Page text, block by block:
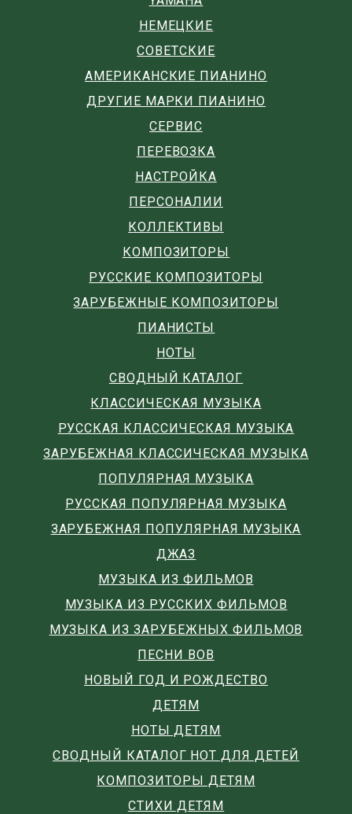
НЕМЕЦКИЕ
СОВЕТСКИЕ
АМЕРИКАНСКИЕ ПИАНИНО
ДРУГИЕ МАРКИ ПИАНИНО
СЕРВИС
ПЕРЕВОЗКА
НАСТРОЙКА
ПЕРСОНАЛИИ
КОЛЛЕКТИВЫ
КОМПОЗИТОРЫ
РУССКИЕ КОМПОЗИТОРЫ
ЗАРУБЕЖНЫЕ КОМПОЗИТОРЫ
ПИАНИСТЫ
НОТЫ
СВОДНЫЙ КАТАЛОГ
КЛАССИЧЕСКАЯ МУЗЫКА
РУССКАЯ КЛАССИЧЕСКАЯ МУЗЫКА
ЗАРУБЕЖНАЯ КЛАССИЧЕСКАЯ МУЗЫКА
ПОПУЛЯРНАЯ МУЗЫКА
РУССКАЯ ПОПУЛЯРНАЯ МУЗЫКА
ЗАРУБЕЖНАЯ ПОПУЛЯРНАЯ МУЗЫКА
ДЖАЗ
МУЗЫКА ИЗ ФИЛЬМОВ
МУЗЫКА ИЗ РУССКИХ ФИЛЬМОВ
МУЗЫКА ИЗ ЗАРУБЕЖНЫХ ФИЛЬМОВ
ПЕСНИ ВОВ
НОВЫЙ ГОД И РОЖДЕСТВО
ДЕТЯМ
НОТЫ ДЕТЯМ
СВОДНЫЙ КАТАЛОГ НОТ ДЛЯ ДЕТЕЙ
КОМПОЗИТОРЫ ДЕТЯМ
СТИХИ ДЕТЯМ